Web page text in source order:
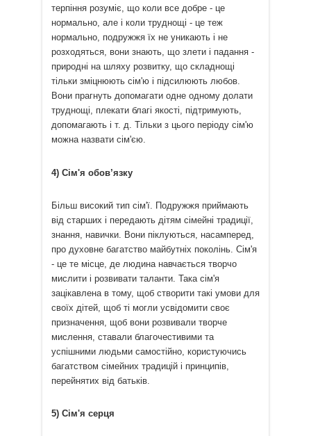
терпіння розуміє, що коли все добре - це
нормально, але і коли труднощі - це теж
нормально, подружжя їх не уникають і не
розходяться, вони знають, що злети і падання -
природні на шляху розвитку, що складнощі
тільки зміцнюють сім'ю і підсилюють любов.
Вони прагнуть допомагати одне одному долати
труднощі, плекати благі якості, підтримують,
допомагають і т. д. Тільки з цього періоду сім'ю
можна назвати сім'єю.
4) Сім'я обов’язку
Більш високий тип сім'ї. Подружжя приймають
від старших і передають дітям сімейні традиції,
знання, навички. Вони піклуються, насамперед,
про духовне багатство майбутніх поколінь. Сім'я
- це те місце, де людина навчається творчо
мислити і розвивати таланти. Така сім'я
зацікавлена ​​в тому, щоб створити такі умови для
своїх дітей, щоб ті могли усвідомити своє
призначення, щоб вони розвивали творче
мислення, ставали благочестивими та
успішними людьми самостійно, користуючись
багатством сімейних традицій і принципів,
перейнятих від батьків.
5) Сім'я серця